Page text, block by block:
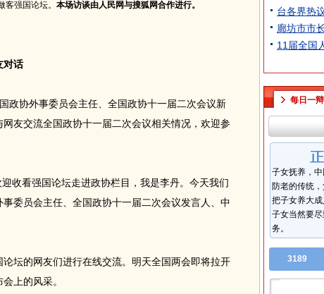
强国论坛。 本场访谈由人民网与搜狐网合作进行。
对话
协外事委员会主任、全国政协十一届二次会议新
友交流全国政协十一届二次会议相关情况，欢迎参
看强国论坛走进政协栏目，我是李丹。今天我们
委员会主任、全国政协十一届二次会议发言人、中
坛的网友们进行在线交流。明天全国两会即将拉开
上的风采。
台各界热
廊坊市市
11届全国
每日一辩
子女抚养，
防老的传统
把子女养大
子女当然要
务。
3189